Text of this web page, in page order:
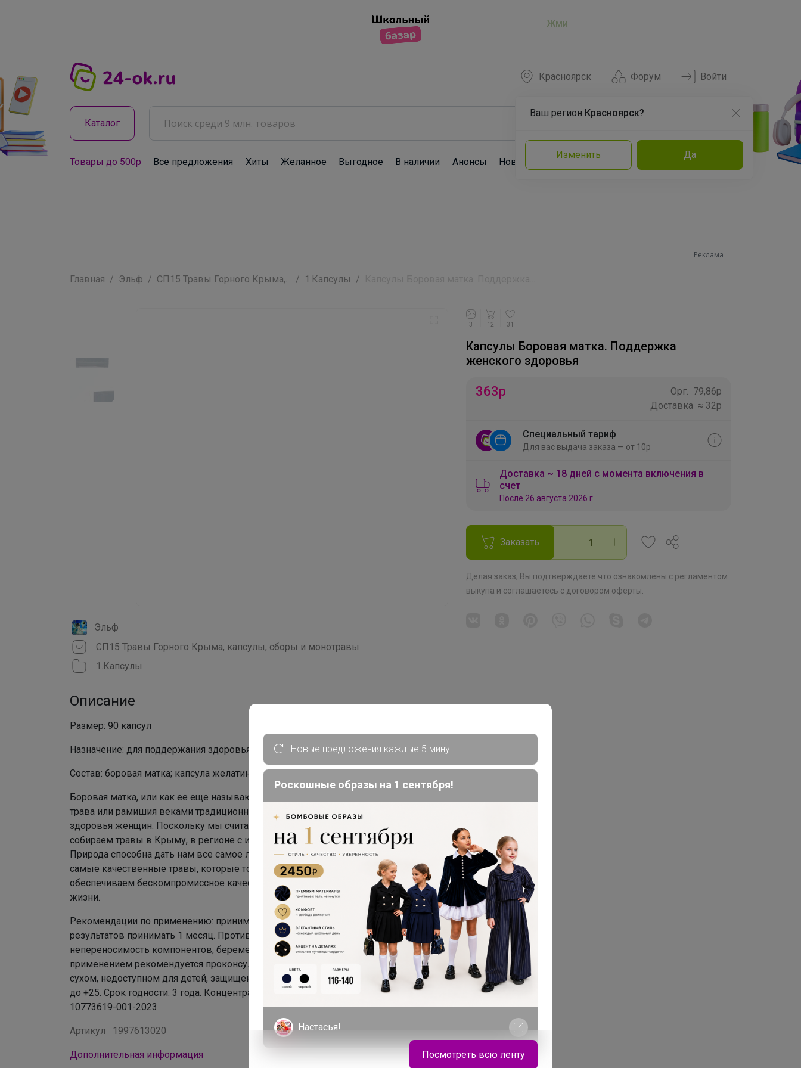
Жми
Форум
Красноярск
Ваш регион Красноярск?
Изменить Да
Войти
Каталог
Товары до 500р Все предложения Хиты Желанное Выгодное В наличии Анонсы Новости Команда Эксперты
Реклама
Главная Эльф СП15 Травы Горного Крыма,... 1.Капсулы
Эльф
СП15 Травы Горного Крыма, капсулы, сборы и монотравы
1.Капсулы
Описание
Размер: 90 капсул
Назначение: для поддержания здоровья женщин.
Состав: боровая матка; капсула желатиновая
Боровая матка, или как ее еще называют - однобокая ортилия, грушанка, женская
трава или рамишия веками традиционно использовалась для поддержания
здоровья женщин. Поскольку мы считаем, что качество превыше всего, мы
собираем травы в Крыму, в регионе с идеальными климатическими условиями.
Природа способна дать нам все самое лучшее. Именно поэтому мы отбираем
самые качественные травы, которые только есть на Земле. Таким образом, мы
обеспечиваем бескомпромиссное качество и помогаем вам вести здоровый образ
жизни.
Рекомендации по применению: принимать по 1 капсуле 3 раза в день. Для лучших
результатов принимать 1 месяц. Противопоказания: индивидуальная
непереносимость компонентов, беременность, кормление грудью. Перед
применением рекомендуется проконсультироваться с врачом. Условия хранения: в
сухом, недоступном для детей, защищенном от света месте, при температуре от +10
до +25. Срок годности: 3 года. Концентраты пищевые из растительного сырья СТО
10773619-001-2023
Артикул 1997613020
Дополнительная информация
3 12 31
Капсулы Боровая матка. Поддержка
женского здоровья
363р Орг. 79,86р
Доставка ≈ 32р
Специальный тариф
Для вас выдача заказа — от 10р
Доставка ~ 18 дней с момента включения в
счет
После 26 августа 2026 г.
Заказать
Делая заказ, Вы подтверждаете что ознакомлены с регламентом
выкупа и соглашаетесь с договором оферты
Новые предложения каждые 5 минут
Роскошные образы на 1 сентября!
Настасья!
Посмотреть всю ленту